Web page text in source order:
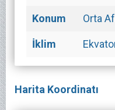
Konum Orta
İklim
Harita Koordinatı